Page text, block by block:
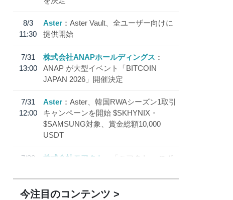
8/3
11:30
Aster
Aster Vault、全ユーザー向けに
提供開始
7/31
13:00
株式会社ANAPホールディングス
ANAP が大型イベント「BITCOIN
JAPAN 2026」開催決定
7/31
12:00
Aster
Aster、韓国RWAシーズン1取引
キャンペーンを開始 $SKHYNIX・
$SAMSUNG対象、賞金総額10,000
USDT
7/30
株式会社モアクト
「モアクト」 のポ
「 JPYC」を追加
今注目のコンテンツ